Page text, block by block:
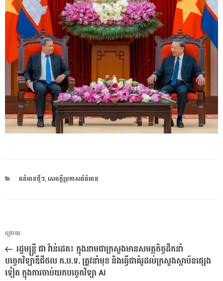
CATEGORIES
ពត៌មានថ្មីៗ,សេចក្តីប្រកាសព័ត៌មាន
ការ​
នាំទិស​
ប្រកាស
អត្ថបទ
មុន
ក្រោយ
រដ្ឋមន្រ្តី ជា វ៉ាន់ដេត៖ ក្នុងនាមជាក្រសួងមានសមត្ថកិច្ចដឹកនាំ
បច្ចេកវិទ្យាឌីជីថល ក.ប.ទ.​ ត្រូវនាំមុខ និងធ្វើជាគំរូដល់ក្រសួងស្ថាប័នផ្សេង
ទៀត ក្នុងការចាប់យកបច្ចេកវិទ្យា AI